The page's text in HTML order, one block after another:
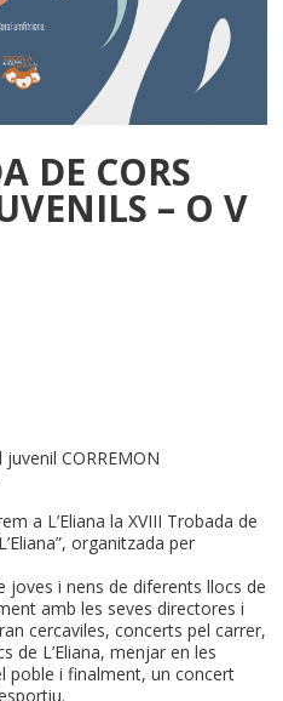
DE CORS
– O V
CORREMON
a L’Eliana la XVIII Trobada de
organitzada per
joves i nens de diferents llocs de
amb les seves directores i
cercaviles, concerts pel carrer,
de L’Eliana, menjar en les
poble i finalment, un concert